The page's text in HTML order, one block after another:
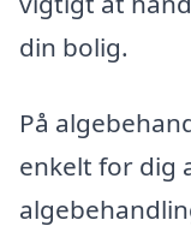
din bolig.
På
enkelt for dig